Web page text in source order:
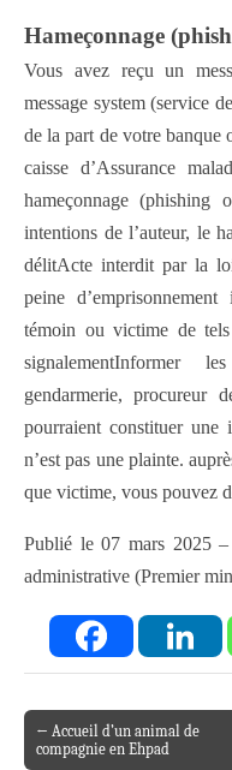
Hameçonnage
Vous avez reçu un
message system (service
de la part de votre banque
caisse d’Assurance
hameçonnage (phishing
intentions de l’auteur, le
délitActe interdit par la
peine
témoin ou victime de
signalementInformer
gendarmerie, procureur
pourraient constituer une
n’est pas une plainte.
que victime, vous pouvez
Publié le 07 mars 2025
administrative (Premier
Post navigation
← Accueil d’un animal de
compagnie en Ehpad